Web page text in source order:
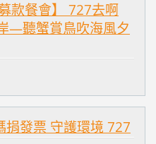
款餐會】 727去啊
—聽蟹賞鳥吹海風夕
捐發票 守護環境 727